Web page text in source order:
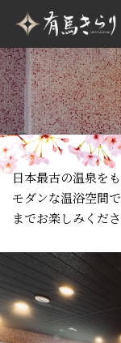
日本最古の温泉をも
モダンな温浴空間で
までお楽しみくださ